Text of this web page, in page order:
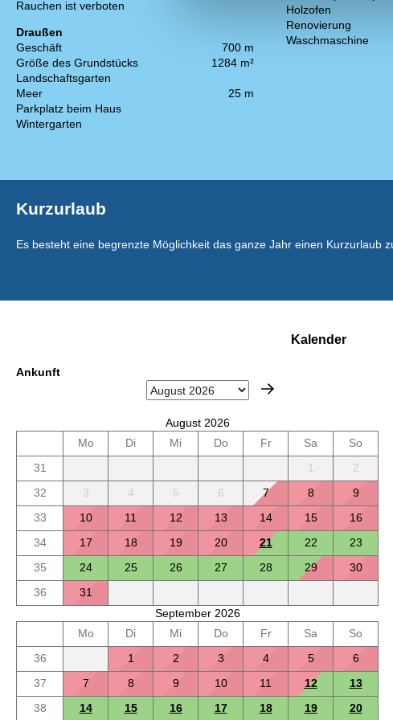
Rauchen ist verboten
Draußen
Geschäft
700 m
Größe des Grundstücks
1284 m²
Landschaftsgarten
Meer
25 m
Parkplatz beim Haus
Wintergarten
Holzofen
Renovierung
Waschmaschine
Kurzurlaub
Es besteht eine begrenzte Möglichkeit das ganze Jahr einen Kurzurlaub
Kalender
Ankunft
August 2026
Mo
Di Mi Do Fr Sa
So
31
1
2
32
3 4 5 6 7 8
9
33
10 11 12 13 14 15
16
34
17 18 19 20 21 22
23
35
24 25 26 27 28 29
30
36
31
September 2026
Mo
Di Mi Do Fr Sa
So
36
1 2 3 4 5
6
37
7 8 9 10 11 12
13
38
14 15 16 17 18 19 20